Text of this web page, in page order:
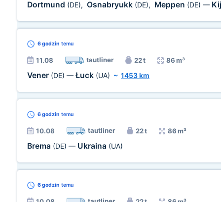
Dortmund (DE), Osnabryukk (DE), Meppen (DE) —
6 godzin temu
11.08 tautliner 22 t 86 m³
Vener (DE) — Łuck (UA) ~ 1453 km
6 godzin temu
10.08 tautliner 22 t 86 m³
Brema (DE) — Ukraina (UA)
6 godzin temu